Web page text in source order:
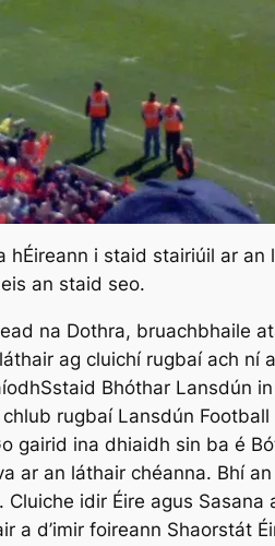
hÉireann i staid stairiúil ar
an staid seo.
na Dothra, bruachbhaile
ag cluichí rugbaí ach ní
Bhóthar Lansdún
rugbaí Lansdún
gairid ina dhiaidh sin ba é
ar an láthair chéanna. Bhí
idir Éire agus Sasana
a d’imir foireann Shaorstát